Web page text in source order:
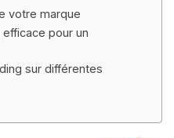
votre marque
efficace pour un
sur différentes